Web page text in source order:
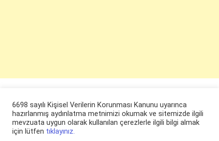
6698 sayılı Kişisel Verilerin Korunması Kanunu uyarınca
hazırlanmış aydınlatma metnimizi okumak ve sitemizde ilgili
mevzuata uygun olarak kullanılan çerezlerle ilgili bilgi almak
için lütfen tıklayınız.